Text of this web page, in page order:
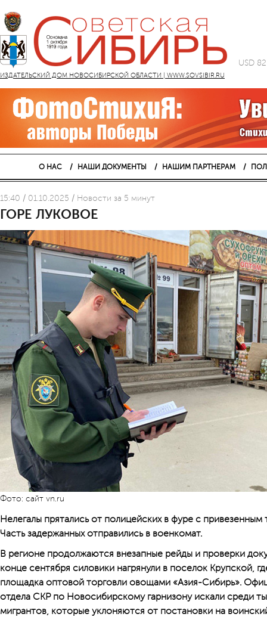
ИЗДАТЕЛЬСКИЙ ДОМ НОВОСИБИРСКОЙ ОБЛАСТИ | WWW.SOVSIBIR.RU
USD
О НАС НАШИ ДОКУМЕНТЫ НАШИМ ПАРТНЕРАМ
15:40 / 01.10.2025 / Новости за 5 минут
ГОРЕ ЛУКОВОЕ
Фото: сайт vn.ru
Нелегалы прятались от полицейских в фуре с
Часть задержанных отправились в военкомат.
В регионе продолжаются внезапные рейды и проверки
конце сентября силовики нагрянули в поселок Крупской,
площадка оптовой торговли овощами «Азия-Сибирь».
отдела СКР по Новосибирскому гарнизону искали среди
мигрантов, которые уклоняются от постановки на